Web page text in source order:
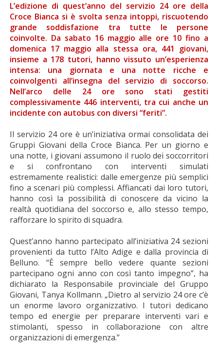
L’edizione di quest’anno del servizio 24 ore della
Croce Bianca si è svolta senza intoppi, riscuotendo
grande soddisfazione tra tutte le persone
coinvolte. Da sabato 16 maggio alle ore 10 fino a
domenica 17 maggio alla stessa ora, 441 giovani,
insieme a 178 tutori, hanno vissuto un’esperienza
intensa: una giornata e una notte ricche e
coinvolgenti all’insegna del servizio di soccorso.
Nell’arco delle 24 ore sono stati gestiti
complessivamente 446 interventi, tra cui anche un
incidente con autobus con diversi “feriti”.
Il servizio 24 ore è un’iniziativa ormai consolidata dei
Gruppi Giovani della Croce Bianca. Per un giorno e
una notte, i giovani assumono il ruolo dei soccorritori
e si confrontano con interventi simulati
estremamente realistici: dalle emergenze più semplici
fino a scenari più complessi. Affiancati dai loro tutori,
hanno così la possibilità di conoscere da vicino la
realtà quotidiana del soccorso e, allo stesso tempo,
rafforzare lo spirito di squadra.
Quest’anno hanno partecipato all’iniziativa 24 sezioni
provenienti da tutto l’Alto Adige e dalla provincia di
Belluno. “È sempre bello vedere quante sezioni
partecipano ogni anno con così tanto impegno”, ha
dichiarato la Responsabile provinciale del Gruppo
Giovani, Tanya Kollmann. „Dietro al servizio 24 ore c’è
un enorme lavoro organizzativo. I tutori dedicano
tempo ed energie per preparare interventi vari e
stimolanti, spesso in collaborazione con altre
organizzazioni di emergenza.”